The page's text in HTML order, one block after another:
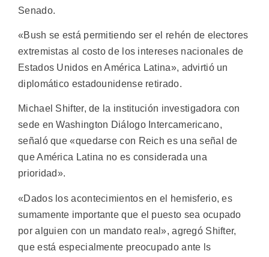
Senado.
«Bush se está permitiendo ser el rehén de electores
extremistas al costo de los intereses nacionales de
Estados Unidos en América Latina», advirtió un
diplomático estadounidense retirado.
Michael Shifter, de la institución investigadora con
sede en Washington Diálogo Intercamericano,
señaló que «quedarse con Reich es una señal de
que América Latina no es considerada una
prioridad».
«Dados los acontecimientos en el hemisferio, es
sumamente importante que el puesto sea ocupado
por alguien con un mandato real», agregó Shifter,
que está especialmente preocupado ante ls